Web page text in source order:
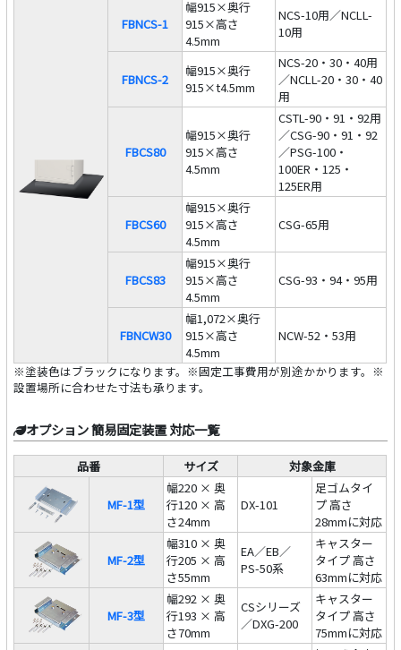
FBNCS-1
幅915×奥行
915×高さ
4.5mm
NCS-10用／NCLL-
10用
FBNCS-2
幅915×奥行
915×t4.5mm
NCS-20・30・40用
／NCLL-20・30・40
用
FBCS80
幅915×奥行
915×高さ
4.5mm
CSTL-90・91・92用
／CSG-90・91・92
／PSG-100・
100ER・125・
125ER用
FBCS60
幅915×奥行
915×高さ
4.5mm
CSG-65用
FBCS83
幅915×奥行
915×高さ
4.5mm
CSG-93・94・95用
FBNCW30
幅1,072×奥行
915×高さ
4.5mm
NCW-52・53用
※塗装色はブラックになります。※固定工事費用が別途かかります。※
設置場所に合わせた寸法も承ります。
オプション 簡易固定装置 対応一覧
品番 サイズ 対象金庫
MF-1型
幅220 × 奥
行120 × 高
さ24mm
DX-101
足ゴムタイ
プ 高さ
28mmに対応
MF-2型
幅310 × 奥
行205 × 高
さ55mm
EA／EB／
PS-50系
キャスター
タイプ 高さ
63mmに対応
MF-3型
幅292 × 奥
行193 × 高
さ70mm
CSシリーズ
／DXG-200
キャスター
タイプ 高さ
75mmに対応